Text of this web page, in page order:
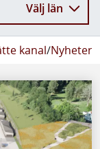
Välj län
kanal/Nyheter